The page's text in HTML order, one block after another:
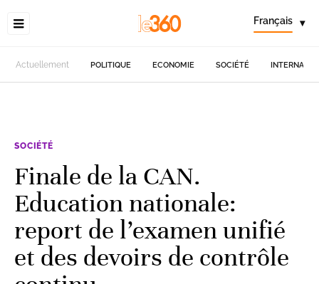
Français ▾
Actuellement POLITIQUE ECONOMIE SOCIÉTÉ
SOCIÉTÉ
Finale de la CAN.
Education nationale:
report de l’examen unifié
et des devoirs de contrôle